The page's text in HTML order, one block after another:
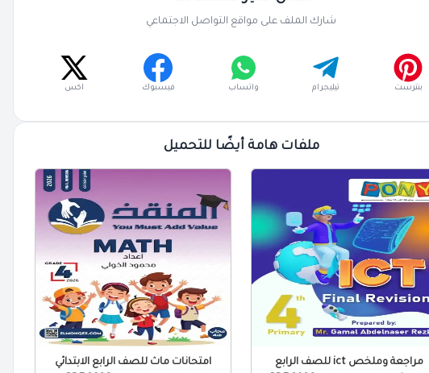
شارك الملف على مواقع التواصل الاجتماعي
بنترست تيليجرام واتساب فيسبوك اكس
ملفات هامة أيضًا للتحميل
مراجعة وملخص ict للصف الرابع
امتحانات ماث للصف الرابع الابتدائي